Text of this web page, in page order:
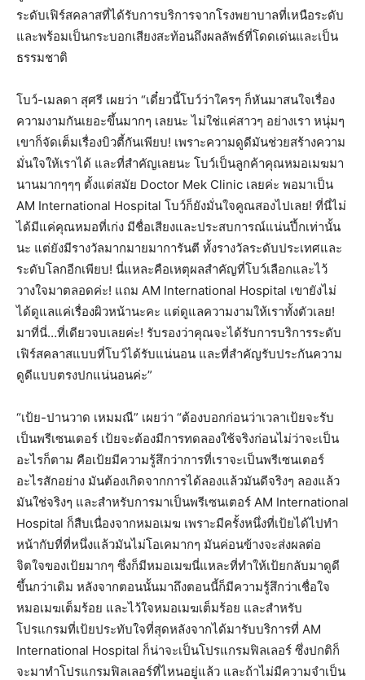
ระดับเฟิร์สคลาสที่ได้รับการบริการจากโรงพยาบาลที่เหนือระดับ
และพร้อมเป็นกระบอกเสียงสะท้อนถึงผลลัพธ์ที่โดดเด่นและเป็น
ธรรมชาติ
โบว์-เมลดา สุศรี เผยว่า “เดี๋ยวนี้โบว์ว่าใครๆ ก็หันมาสนใจเรื่อง
ความงามกันเยอะขึ้นมากๆ เลยนะ ไม่ใช่แค่สาวๆ อย่างเรา หนุ่มๆ
เขาก็จัดเต็มเรื่องบิวตี้กันเพียบ! เพราะความดูดีมันช่วยสร้างความ
มั่นใจให้เราได้ และที่สำคัญเลยนะ โบว์เป็นลูกค้าคุณหมอเมฆมา
นานมากๆๆๆ ตั้งแต่สมัย Doctor Mek Clinic เลยค่ะ พอมาเป็น
AM International Hospital โบว์ก็ยังมั่นใจคูณสองไปเลย! ที่นี่ไม่
ได้มีแค่คุณหมอที่เก่ง มีชื่อเสียงและประสบการณ์แน่นปึ้กเท่านั้น
นะ แต่ยังมีรางวัลมากมายมาการันตี ทั้งรางวัลระดับประเทศและ
ระดับโลกอีกเพียบ! นี่แหละคือเหตุผลสำคัญที่โบว์เลือกและไว้
วางใจมาตลอดค่ะ! แถม AM International Hospital เขายังไม่
ได้ดูแลแค่เรื่องผิวหน้านะคะ แต่ดูแลความงามให้เราทั้งตัวเลย!
มาที่นี่…ที่เดียวจบเลยค่ะ! รับรองว่าคุณจะได้รับการบริการระดับ
เฟิร์สคลาสแบบที่โบว์ได้รับแน่นอน และที่สำคัญรับประกันความ
ดูดีแบบตรงปกแน่นอนค่ะ”
“เป้ย-ปานวาด เหมมณี” เผยว่า “ต้องบอกก่อนว่าเวลาเป้ยจะรับ
เป็นพรีเซนเตอร์ เป้ยจะต้องมีการทดลองใช้จริงก่อนไม่ว่าจะเป็น
อะไรก็ตาม คือเป้ยมีความรู้สึกว่าการที่เราจะเป็นพรีเซนเตอร์
อะไรสักอย่าง มันต้องเกิดจากการได้ลองแล้วมันดีจริงๆ ลองแล้ว
มันใช่จริงๆ และสำหรับการมาเป็นพรีเซนเตอร์ AM International
Hospital ก็สืบเนื่องจากหมอเมฆ เพราะมีครั้งหนึ่งที่เป้ยได้ไปทำ
หน้ากับที่ที่หนึ่งแล้วมันไม่โอเคมากๆ มันค่อนข้างจะส่งผลต่อ
จิตใจของเป้ยมากๆ ซึ่งก็มีหมอเมฆนี่แหละที่ทำให้เป้ยกลับมาดูดี
ขึ้นกว่าเดิม หลังจากตอนนั้นมาถึงตอนนี้ก็มีความรู้สึกว่าเชื่อใจ
หมอเมฆเต็มร้อย และไว้ใจหมอเมฆเต็มร้อย และสำหรับ
โปรแกรมที่เป้ยประทับใจที่สุดหลังจากได้มารับบริการที่ AM
International Hospital ก็น่าจะเป็นโปรแกรมฟิลเลอร์ ซึ่งปกติก็
จะมาทำโปรแกรมฟิลเลอร์ที่ไหนอยู่แล้ว และถ้าไม่มีความจำเป็น